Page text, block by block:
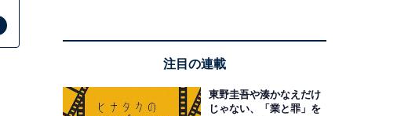
注目の連載
東野圭吾や湊かなえだけ
じゃない、「業と罪」を